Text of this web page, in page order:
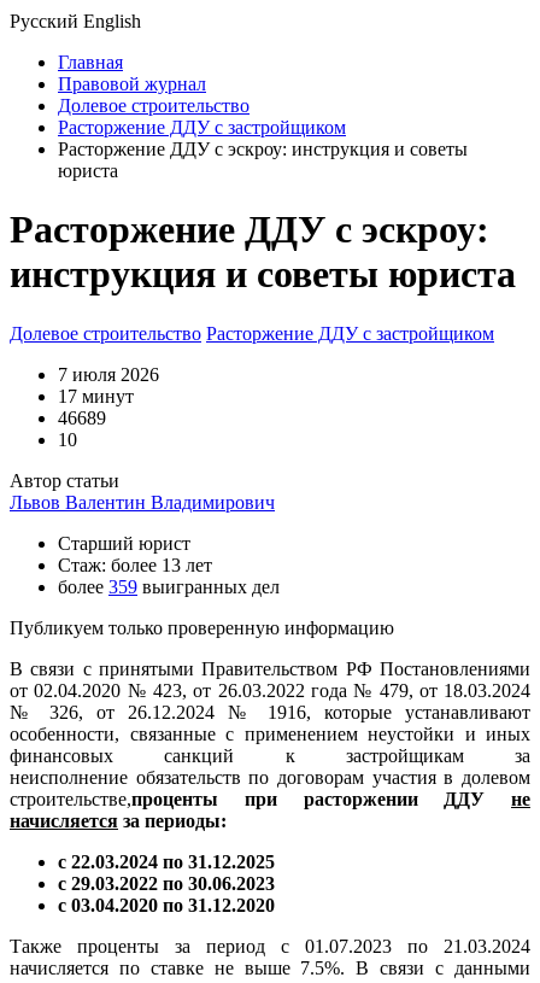
Русский English
Главная
Правовой журнал
Долевое строительство
Расторжение ДДУ с застройщиком
Расторжение ДДУ с эскроу: инструкция и советы
юриста
Расторжение ДДУ с эскроу:
инструкция и советы юриста
Долевое строительство Расторжение ДДУ с застройщиком
7 июля 2026
17 минут
46689
10
Автор статьи
Львов Валентин Владимирович
Старший юрист
Стаж: более 13 лет
более 359 выигранных дел
Публикуем только проверенную информацию
В связи с принятыми Правительством РФ Постановлениями
от 02.04.2020 № 423, от 26.03.2022 года № 479, от 18.03.2024
№ 326, от 26.12.2024 № 1916, которые устанавливают
особенности, связанные с применением неустойки и иных
финансовых санкций к застройщикам за
неисполнение обязательств по договорам участия в долевом
строительстве,проценты при расторжении ДДУ
не
начисляется за периоды:
с 22.03.2024 по 31.12.2025
с 29.03.2022 по 30.06.2023
с 03.04.2020 по 31.12.2020
Также проценты за период с 01.07.2023 по 21.03.2024
начисляется по ставке не выше 7.5%. В связи с данными